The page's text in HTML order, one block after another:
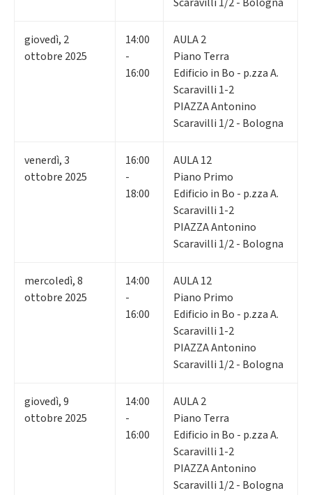
giovedì, 2
ottobre 2025
14:00
-
16:00
AULA 2
Piano Terra
Edificio in Bo - p.zza A.
Scaravilli 1-2
PIAZZA Antonino
Scaravilli 1/2 - Bologna
venerdì,3
ottobre 2025
16:00
-
18:00
AULA 12
Piano Primo
Edificio in Bo - p.zza A.
Scaravilli 1-2
PIAZZA Antonino
Scaravilli 1/2 - Bologna
mercoledì,8
ottobre 2025
14:00
-
16:00
AULA 12
Piano Primo
Edificio in Bo - p.zza A.
Scaravilli 1-2
PIAZZA Antonino
Scaravilli 1/2 - Bologna
giovedì,9
ottobre 2025
14:00
-
16:00
AULA 2
Piano Terra
Edificio in Bo - p.zza A.
Scaravilli 1-2
PIAZZA Antonino
Scaravilli 1/2 - Bologna